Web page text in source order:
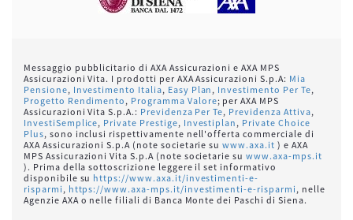
Messaggio pubblicitario di AXA Assicurazioni e AXA MPS
Assicurazioni Vita. I prodotti per AXA Assicurazioni S.p.A: Mia
Pensione, Investimento Italia, Easy Plan , Investimento Per Te,
Progetto Rendimento , Programma Valore; per AXA MPS
Assicurazioni Vita S.p.A.: Previdenza Per Te, Previdenza Attiva,
InvestiSemplice, Private Prestige, Investiplan , Private Choice
Plus, sono inclusi rispettivamente nell'offerta commerciale di
AXA Assicurazioni S.p.A (note societarie suwww.axa.it ) e AXA
MPS Assicurazioni Vita S.p.A (note societarie suwww.axa-mps.it
). Prima della sottoscrizione leggere il set informativo
disponibile su https://www.axa.it/investimenti-e-
risparmi , https://www.axa-mps.it/investimenti-e-risparmi , nelle
Agenzie AXA o nelle filiali di Banca Monte dei Paschi di Siena.